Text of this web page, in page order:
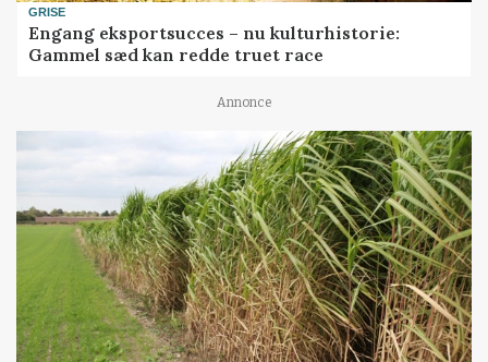
GRISE
Engang eksportsucces – nu kulturhistorie:
Gammel sæd kan redde truet race
Annonce